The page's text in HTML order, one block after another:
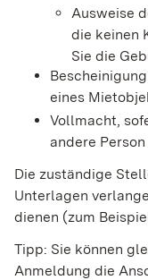
Ausweise
die keinen
Sie die
eines
Vollmacht,
andere
Die zuständige
Unterlagen
dienen (zum
Tipp: Sie können
Anmeldung die